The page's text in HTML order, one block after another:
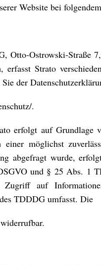
Website bei
Otto-Ostrowski-Straße
erfasst Strato
der
.
erfolgt auf
einer möglichst
abgefragt wurde,
und § 25 Abs. 1
auf
TDDDG umfasst. Die